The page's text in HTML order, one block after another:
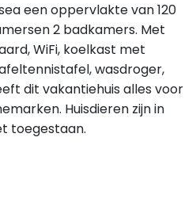
een oppervlakte van 120
2 badkamers. Met
WiFi, koelkast met
wasdroger,
dit vakantiehuis alles voor
Huisdieren zijn in
toegestaan.